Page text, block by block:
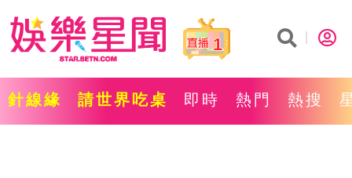
1
針線緣 請世界吃桌 即時 熱門 熱搜